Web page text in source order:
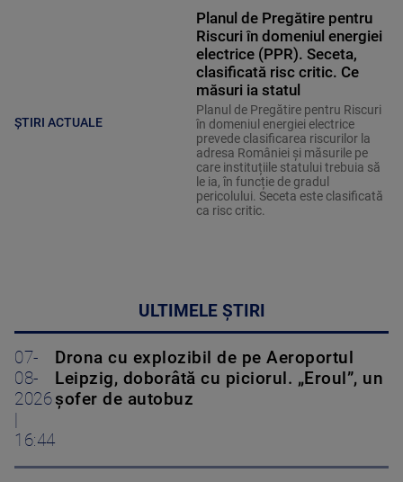
ȘTIRI ACTUALE
Planul de Pregătire pentru
Riscuri în domeniul energiei
electrice (PPR). Seceta,
clasificată risc critic. Ce
măsuri ia statul
Planul de Pregătire pentru Riscuri
în domeniul energiei electrice
prevede clasificarea riscurilor la
adresa României și măsurile pe
care instituțiile statului trebuia să
le ia, în funcție de gradul
pericolului. Seceta este clasificată
ca risc critic.
ULTIMELE ȘTIRI
07-
08-
2026
16:44
Drona cu explozibil de pe Aeroportul
Leipzig, doborâtă cu piciorul. „Eroul”, un
șofer de autobuz